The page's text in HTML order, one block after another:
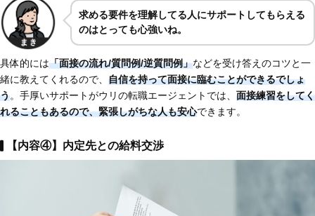
求める要件を理解してる人にサポートしてもらえる
のはとっても心強いね。
具体的には「面接の流れ/質問例/逆質問例」などを受け答えのコツと一
緒に教えてくれるので、 自信を持って面接に臨むことができるでしょ
う。手厚いサポートがウリの転職エージェントでは、 面接練習をしてく
れることもあるので、緊張しがちな人も安心できます。
【内容④】内定先との給料交渉